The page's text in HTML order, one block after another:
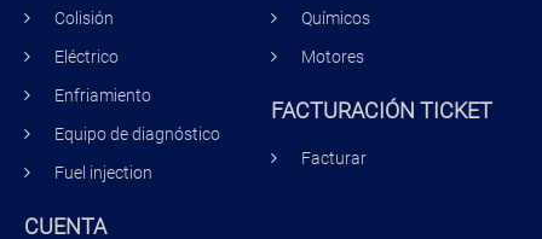
Colisión
Eléctrico
Enfriamiento
Equipo de diagnóstico
Fuel injection
Químicos
Motores
FACTURACIÓN TICKET
Facturar
CUENTA